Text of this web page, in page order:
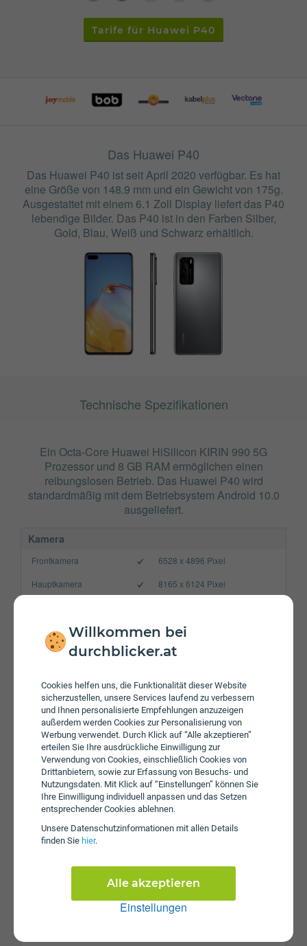
Willkommen bei
durchblicker.at
Cookies helfen uns, die Funktionalität dieser Website
sicherzustellen, unsere Services laufend zu verbessern
und Ihnen personalisierte Empfehlungen anzuzeigen
außerdem werden Cookies zur Personalisierung von
Werbung verwendet. Durch Klick auf “Alle akzeptieren”
erteilen Sie Ihre ausdrückliche Einwilligung zur
Verwendung von Cookies, einschließlich Cookies von
Drittanbietern, sowie zur Erfassung von Besuchs- und
Nutzungsdaten. Mit Klick auf “Einstellungen” können Sie
Ihre Einwilligung individuell anpassen und das Setzen
entsprechender Cookies ablehnen.
Unsere Daten­schutz­informationen mit allen Details
finden Sie hier.
Einstellungen
Alle akzeptieren
Tarife für Huawei P40
Das Huawei P40
Das Huawei P40 ist seit April 2020 verfügbar. Es hat
eine Größe von 148.9 mm und ein Gewicht von 175g.
Ausgestattet mit einem 6.1 Zoll Display liefert das P40
lebendige Bilder. Das P40 ist in den Farben Silber,
Gold, Blau, Weiß und Schwarz erhältlich.
Technische Spezifikationen
Ein Octa-Core Huawei HiSilicon KIRIN 990 5G
Prozessor und 8 GB RAM ermöglichen einen
reibungslosen Betrieb. Das Huawei P40 wird
standardmäßig mit dem Betriebsystem Android 10.0
ausgeliefert.
Kamera
Frontkamera
6528 x 4896 Pixel
Hauptkamera
8165 x 6124 Pixel
5.1
NFC
Gerät
Akku
3800 mAh
Speicherkarte
max. 256 GB
Betriebssystem
Android 10.0
Prozessor
Octa-Core
Arbeitsspeicher
SIM-Karte
175g